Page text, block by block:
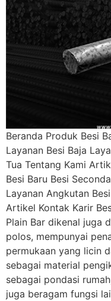
Beranda Produk Besi
Layanan Besi Baja
Tua Tentang Kami
Besi Baru Besi
Layanan Angkutan
Artikel Kontak Karir
Plain Bar dikenal juga
polos, mempunyai
permukaan yang licin
sebagai material
sebagai pondasi
juga beragam fungsi